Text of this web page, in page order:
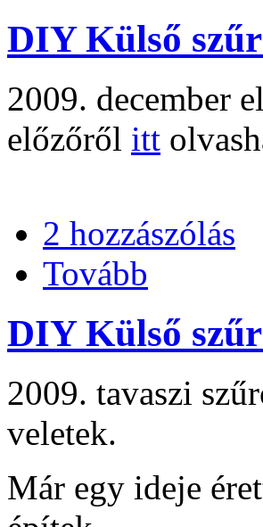
DIY Külső
2009. december
előzőről itt
2 hozzászólás
Tovább
DIY Külső
2009. tavaszi
veletek.
Már egy ideje